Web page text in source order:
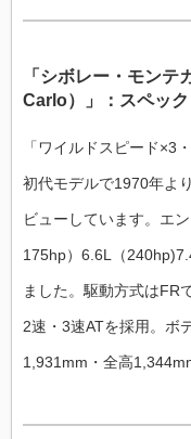
「シボレー・モン
Carlo）」：スペック
「ワイルドスピード×3
初代モデルで1970年よ
ビューしています。エ
175hp）6.6L（
ました。駆動方式はFR
2速・3速ATを採用。ボ
1,931mm・全高